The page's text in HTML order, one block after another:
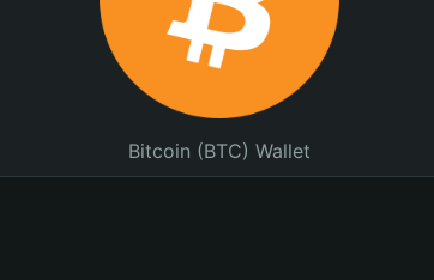
Bitcoin (BTC) Wallet